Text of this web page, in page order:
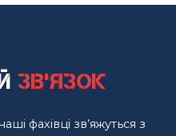
зв'язок
фахівці зв’яжуться з